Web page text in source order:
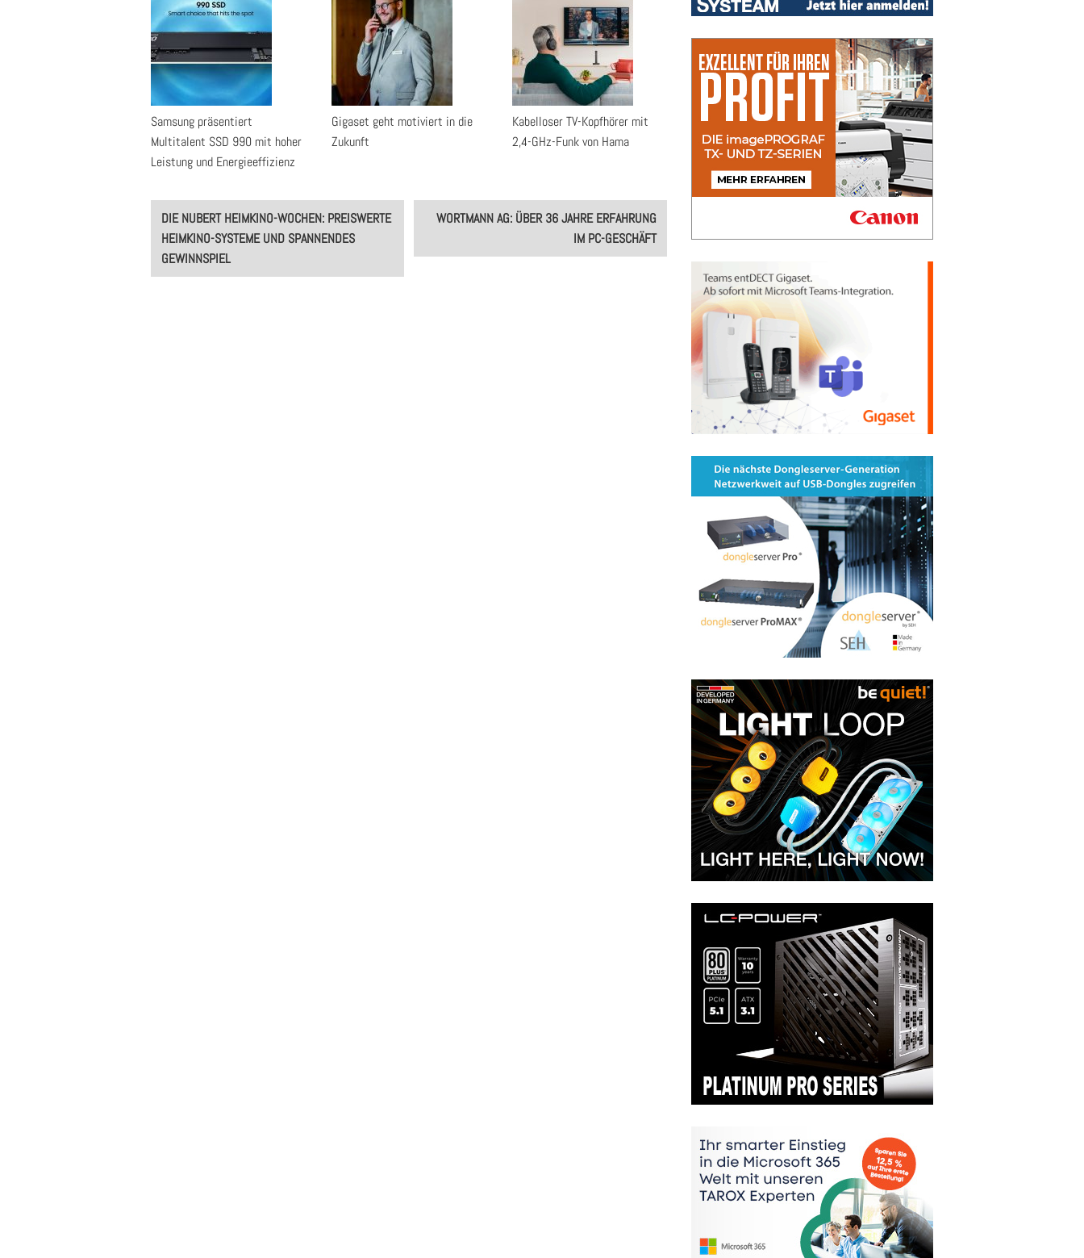
Samsung präsentiert
Multitalent SSD 990 mit hoher
Leistung und Energieeffizienz
Gigaset geht motiviert in die
Zukunft
Kabelloser TV-Kopfhörer mit
2,4-GHz-Funk von Hama
Post
navigation
DIE NUBERT HEIMKINO-WOCHEN: PREISWERTE
HEIMKINO-SYSTEME UND SPANNENDES
GEWINNSPIEL
WORTMANN AG: ÜBER 36 JAHRE ERFAHRUNG
IM PC-GESCHÄFT